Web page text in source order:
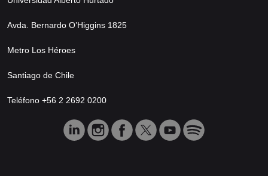
Avda. Bernardo O’Higgins 1825
Metro Los Héroes
Santiago de Chile
Teléfono +56 2 2692 0200